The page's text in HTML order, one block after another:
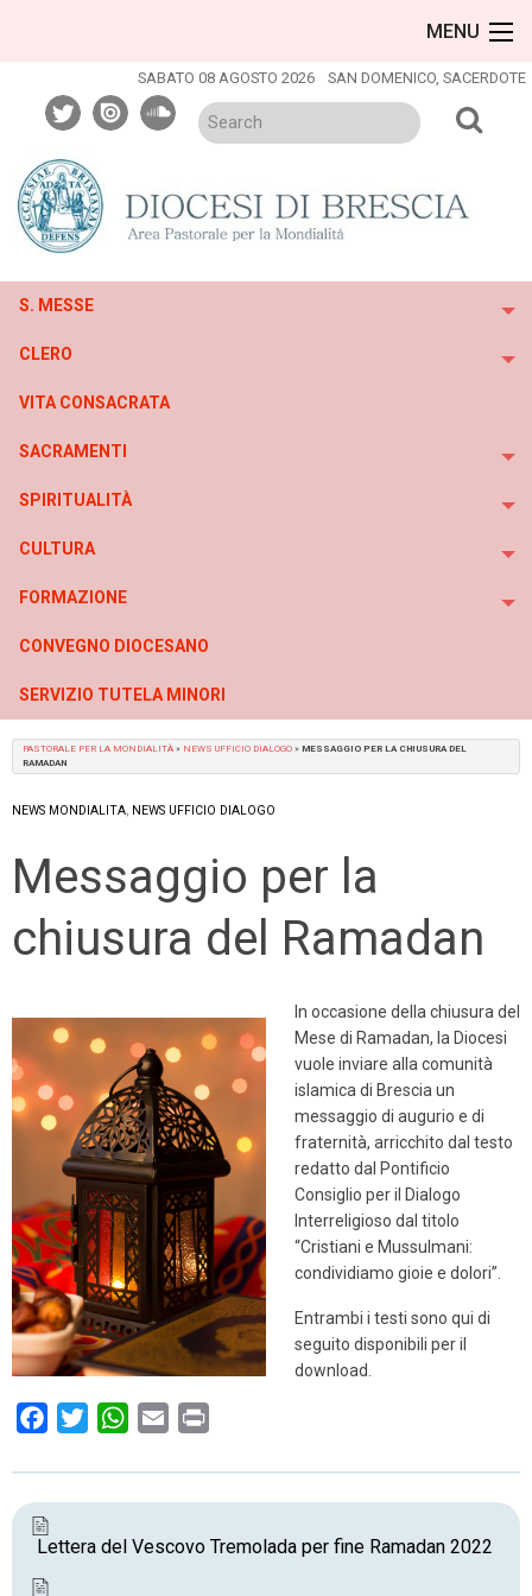
MENU
SABATO 08 AGOSTO 2026 SAN DOMENICO, SACERDOTE
twitterissuusoundcloud
S. MESSE
CLERO
VITA CONSACRATA
SACRAMENTI
SPIRITUALITÀ
CULTURA
FORMAZIONE
CONVEGNO DIOCESANO
SERVIZIO TUTELA MINORI
PASTORALE PER LA MONDIALITÀ » NEWS UFFICIO DIALOGO » MESSAGGIO PER LA CHIUSURA DEL
RAMADAN
NEWS MONDIALITA NEWS UFFICIO DIALOGO
Messaggio per la
chiusura del Ramadan
In occasione della chiusura del
Mese di Ramadan, la Diocesi
vuole inviare alla comunità
islamica di Brescia un
messaggio di augurio e di
fraternità, arricchito dal testo
redatto dal Pontificio
Consiglio per il Dialogo
Interreligioso dal titolo
“Cristiani e Mussulmani:
condividiamo gioie e dolori”.
Entrambi i testi sono qui di
seguito disponibili per il
download.
c
e
b
i
t
t
W
a
t
s
a
i
l
i
n
t
Lettera del Vescovo Tremolada per fine Ramadan 2022